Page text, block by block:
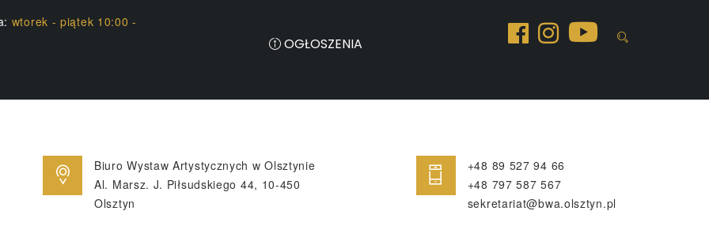
wtorek - piątek 10:00 -
OGŁOSZENIA
Biuro Wystaw Artystycznych w Olsztynie
Al. Marsz. J. Piłsudskiego 44, 10-450
Olsztyn
+48 89 527 94 66
+48 797 587 567
sekretariat@bwa.olsztyn.pl